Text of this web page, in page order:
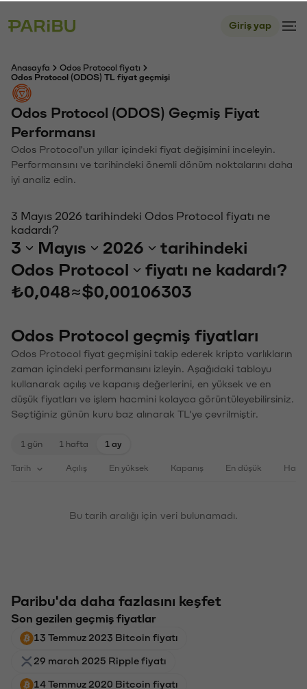
Giriş yap
Anasayfa
Odos Protocol fiyatı
Odos Protocol (ODOS) TL fiyat geçmişi
Odos Protocol (ODOS) Geçmiş Fiyat
Performansı
Odos Protocol'un yıllar içindeki fiyat değişimini inceleyin.
Performansını ve tarihindeki önemli dönüm noktalarını daha
iyi analiz edin.
3 Mayıs 2026 tarihindeki Odos Protocol fiyatı ne
kadardı?
3 Mayıs 2026
tarihindeki
Odos Protocol
fiyatı ne kadardı?
₺0,048≈$0,00106303
Odos Protocol geçmiş fiyatları
Odos Protocol fiyat geçmişini takip ederek kripto varlıkların
zaman içindeki performansını izleyin. Aşağıdaki tabloyu
kullanarak açılış ve kapanış değerlerini, en yüksek ve en
düşük fiyatları ve işlem hacmini kolayca görüntüleyebilirsiniz.
Seçtiğiniz günün kuru baz alınarak TL'ye çevrilmiştir.
1 gün 1 hafta 1 ay
Tarih Açılış En yüksek Kapanış En düşük
Bu tarih aralığı için veri bulunamadı.
Paribu'da daha fazlasını keşfet
Son gezilen geçmiş fiyatlar
13 Temmuz 2023 Bitcoin fiyatı
29 march 2025 Ripple fiyatı
14 Temmuz 2020 Bitcoin fiyatı